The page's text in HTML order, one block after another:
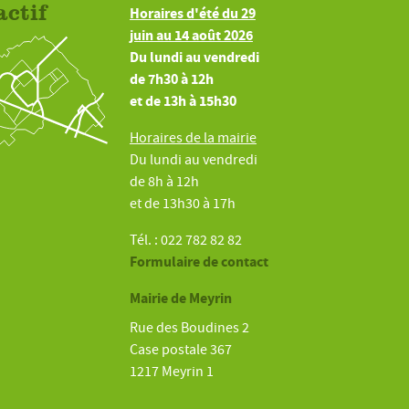
Horaires d'été du 29
juin au 14 août 2026
Du lundi au vendredi
de 7h30 à 12h
et de 13h à 15h30
Horaires de la mairie
Du lundi au vendredi
de 8h à 12h
et de 13h30 à 17h
Tél. : 022 782 82 82
Formulaire de contact
Mairie de Meyrin
Rue des Boudines 2
Case postale 367
1217 Meyrin 1